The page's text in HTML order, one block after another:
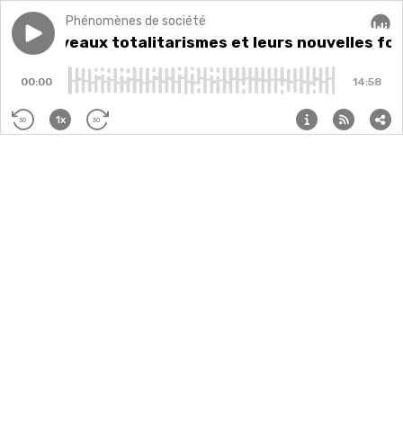
Play episodeLes nouveaux totalitarismes et leurs nouvelles
Phénomènes de société
nouveaux totalitarismes et leurs nouvelles
00:00 14:58
30 1x 30